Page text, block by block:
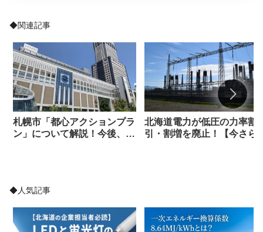
◆関連記事
札幌市「都心アクションプラ
ン」について解説！今後、札
北海道電力が低圧の力率割
引・割増を廃止！【今さら
◆人気記事